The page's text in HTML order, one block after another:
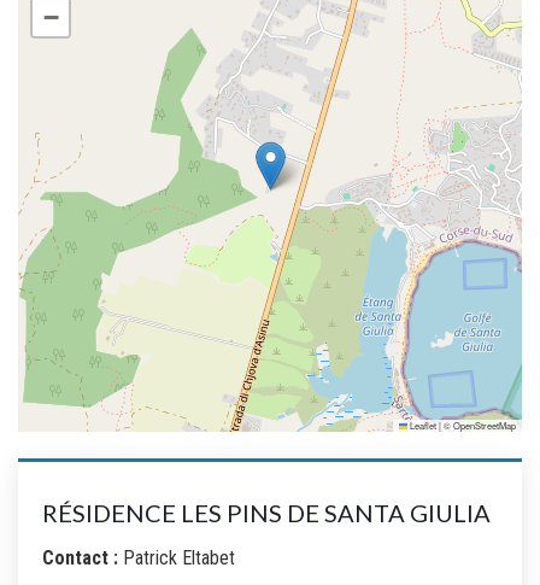
−
Leaflet|©OpenStreetMap
RÉSIDENCE LES PINS DE SANTA GIULIA
Contact : Patrick Eltabet